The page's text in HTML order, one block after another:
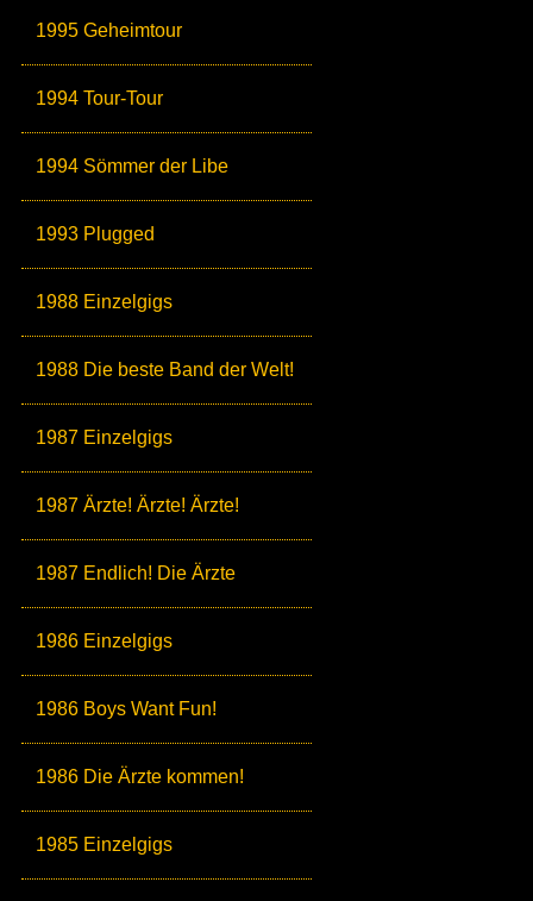
1995 Geheimtour
1994 Tour-Tour
1994 Sömmer der Libe
1993 Plugged
1988 Einzelgigs
1988 Die beste Band der Welt!
1987 Einzelgigs
1987 Ärzte! Ärzte! Ärzte!
1987 Endlich! Die Ärzte
1986 Einzelgigs
1986 Boys Want Fun!
1986 Die Ärzte kommen!
1985 Einzelgigs